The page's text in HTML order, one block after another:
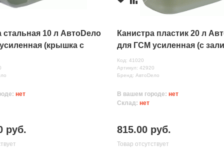
стальная 10 л АвтоDело
(крышка с
нет
руб.
Канистра пластик 20 л
для ГСМ усиленная (с
устройством)
Код: 41020
Артикул: 42920
Бренд: АвтоDело
В вашем городе:нет
Склад:нет
815.00 руб.
Товар отсутствует